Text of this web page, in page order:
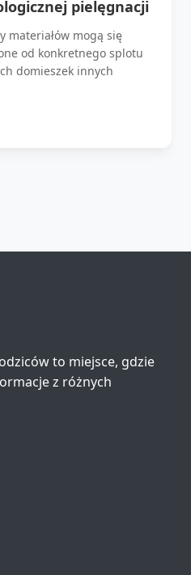
pielęgnacji
materiałów mogą się
od konkretnego splotu
domieszek innych
to miejsce, gdzie
z różnych